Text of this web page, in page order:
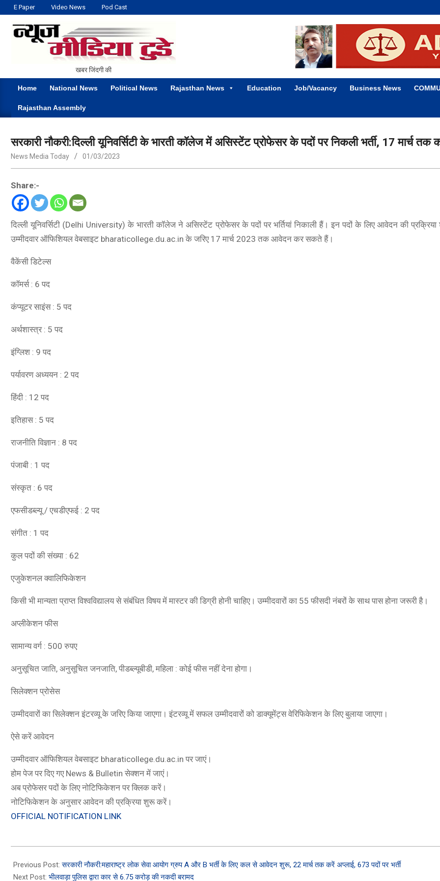
to
content
E Paper Video News Pod Cast
NEWS
MEDIA
TODAY
खबर जिंदगी की
Home National News Political News Rajasthan News Education Job/Vacancy Business News
Rajasthan Assembly
सरकारी नौकरी:दिल्ली यूनिवर्सिटी के भारती कॉलेज में असिस्टेंट प्रोफेसर के पदों पर निकली भर्ती, 17 मार्च तक
News Media Today 01/03/2023
Share:-
दिल्ली यूनिवर्सिटी (Delhi University) के भारती कॉलेज ने असिस्टेंट प्रोफेसर के पदों पर भर्तियां निकाली हैं। इन पदों के लिए आवेदन की
उम्मीदवार ऑफिशियल वेबसाइट bharaticollege.du.ac.in के जरिए 17 मार्च 2023 तक आवेदन कर सकते हैं।
वैकेंसी डिटेल्स
कॉमर्स : 6 पद
कंप्यूटर साइंस : 5 पद
अर्थशास्त्र : 5 पद
इंग्लिश : 9 पद
पर्यावरण अध्ययन : 2 पद
हिंदी : 12 पद
इतिहास : 5 पद
राजनीति विज्ञान : 8 पद
पंजाबी : 1 पद
संस्कृत : 6 पद
एफसीडब्ल्यू / एचडीएफई : 2 पद
संगीत : 1 पद
कुल पदों की संख्या : 62
एजुकेशनल क्वालिफिकेशन
किसी भी मान्यता प्राप्त विश्वविद्यालय से संबंधित विषय में मास्टर की डिग्री होनी चाहिए। उम्मीदवारों का 55 फीसदी नंबरों के साथ पास होना जरूरी है।
अप्लीकेशन फीस
सामान्य वर्ग : 500 रुपए
अनुसूचित जाति, अनुसूचित जनजाति, पीडब्ल्यूबीडी, महिला : कोई फीस नहीं देना होगा।
सिलेक्शन प्रोसेस
उम्मीदवारों का सिलेक्शन इंटरव्यू के जरिए किया जाएगा। इंटरव्यू में सफल उम्मीदवारों को डाक्यूमेंट्स वेरिफिकेशन के लिए बुलाया जाएगा।
ऐसे करें आवेदन
उम्मीदवार ऑफिशियल वेबसाइट bharaticollege.du.ac.in पर जाएं।
होम पेज पर दिए गए News & Bulletin सेक्शन में जाएं।
अब प्रोफेसर पदों के लिए नोटिफिकेशन पर क्लिक करें।
नोटिफिकेशन के अनुसार आवेदन की प्रक्रिया शुरू करें।
OFFICIAL NOTIFICATION LINK
03-
01
Previous Post:सरकारी नौकरी:महाराष्ट्र लोक सेवा आयोग ग्रुप A और B भर्ती के लिए कल से आवेदन शुरू, 22 मार्च तक करें अप्लाई, 673 पदों पर भर्ती
Next Post: भीलवाड़ा पुलिस द्वारा कार से 6.75 करोड़ की नकदी बरामद
A78 5G
with 33W SUPERVOOC Charger| 50MP AI Camera | 90Hz
Rate | with No Cost EMI/Additional Exchange Offers
SHOP NOW SHOP NOW